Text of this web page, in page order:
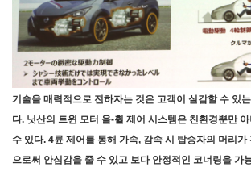
기술을 매력적으로 전하자는 것은 고객이 실감할 수 있
다. 닛산의 트윈 모터 올-휠 제어 시스템은 친환경뿐만
수 있다. 4륜 제어를 통해 가속, 감속 시 탑승자의 머리
으로써 안심감을 줄 수 있고 보다 안정적인 코너링을 가